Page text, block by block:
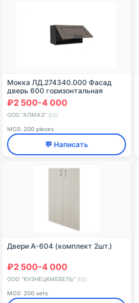
Мокка ЛД.274340.000 Фасад
дверь 600 горизонтальная
(Сандаун )
₽2 500-4 000
ООО "АЛМАЗ" 🇷🇺
МОЗ: 200 pieces
💬 Написать
Двери А-604 (комплект 2шт.)
₽2 500-4 000
ООО "КУЗНЕЦКМЕБЕЛЬ" 🇷🇺
МОЗ: 200 sets